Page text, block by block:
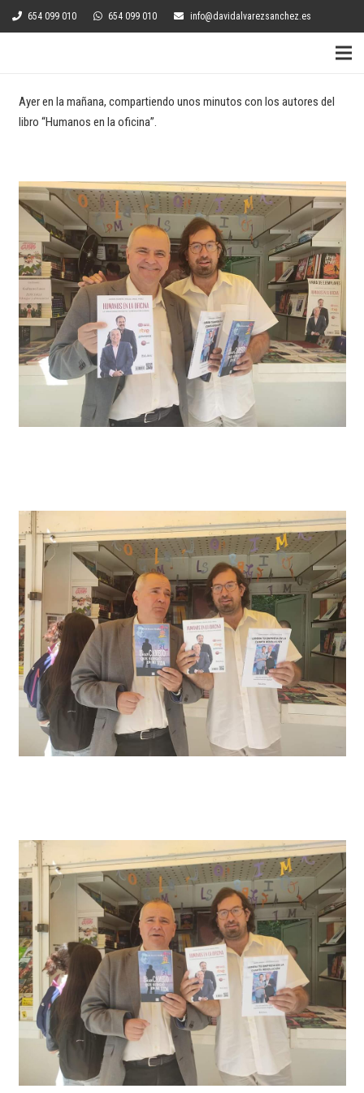
654 099 010 654 099 010 info@davidalvarezsanchez.es
Ayer en la mañana, compartiendo unos minutos con los autores del
libro “Humanos en la oficina”.